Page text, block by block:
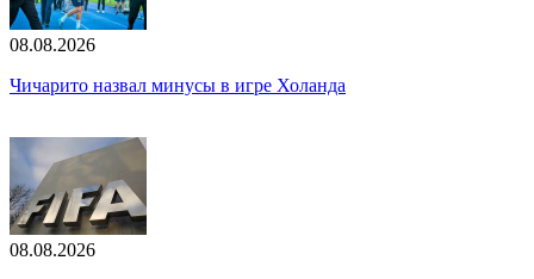
08.08.2026
Чичарито назвал минусы в игре Холанда
08.08.2026